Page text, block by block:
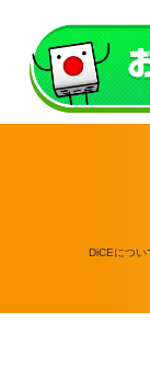
DiCEについ